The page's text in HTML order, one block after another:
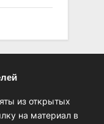
из открытых
на материал в